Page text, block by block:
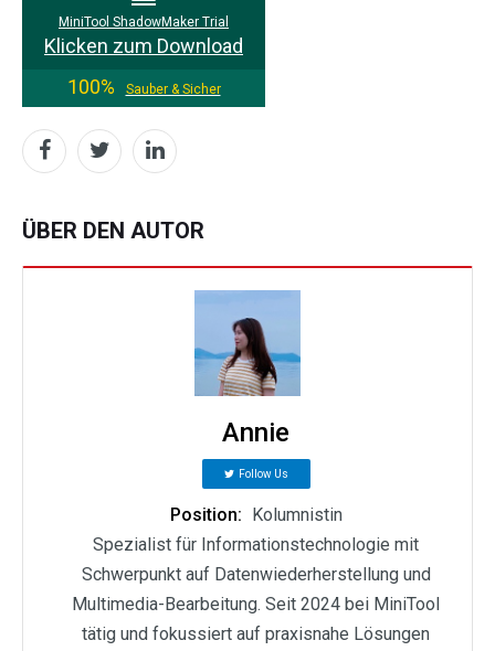
MiniTool ShadowMaker Trial
Klicken zum Download
100%
Sauber & Sicher
ÜBER DEN AUTOR
Annie
Follow Us
Position: Kolumnistin
Spezialist für Informationstechnologie mit
Schwerpunkt auf Datenwiederherstellung und
Multimedia-Bearbeitung. Seit 2024 bei MiniTool
tätig und fokussiert auf praxisnahe Lösungen